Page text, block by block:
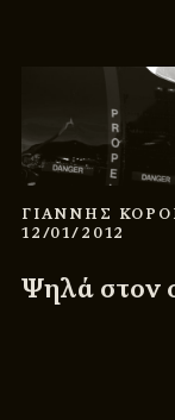
ΓΙΑΝΝΗΣ
12/01/2012
Ψηλά στον